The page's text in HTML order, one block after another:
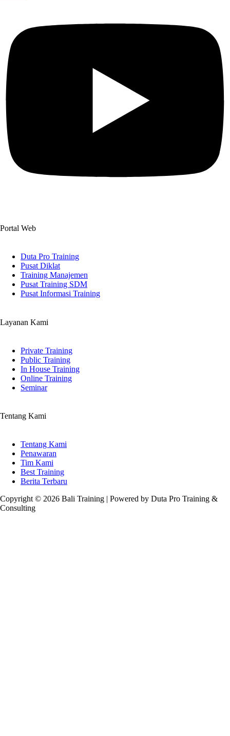
Portal Web
Duta Pro Training
Pusat Diklat
Training Manajemen
Pusat Training SDM
Pusat Informasi Training
Layanan Kami
Private Training
Public Training
In House Training
Online Training
Seminar
Tentang Kami
Tentang Kami
Penawaran
Tim Kami
Best Training
Berita Terbaru
Copyright © 2026 Bali Training | Powered by Duta Pro Training &
Consulting